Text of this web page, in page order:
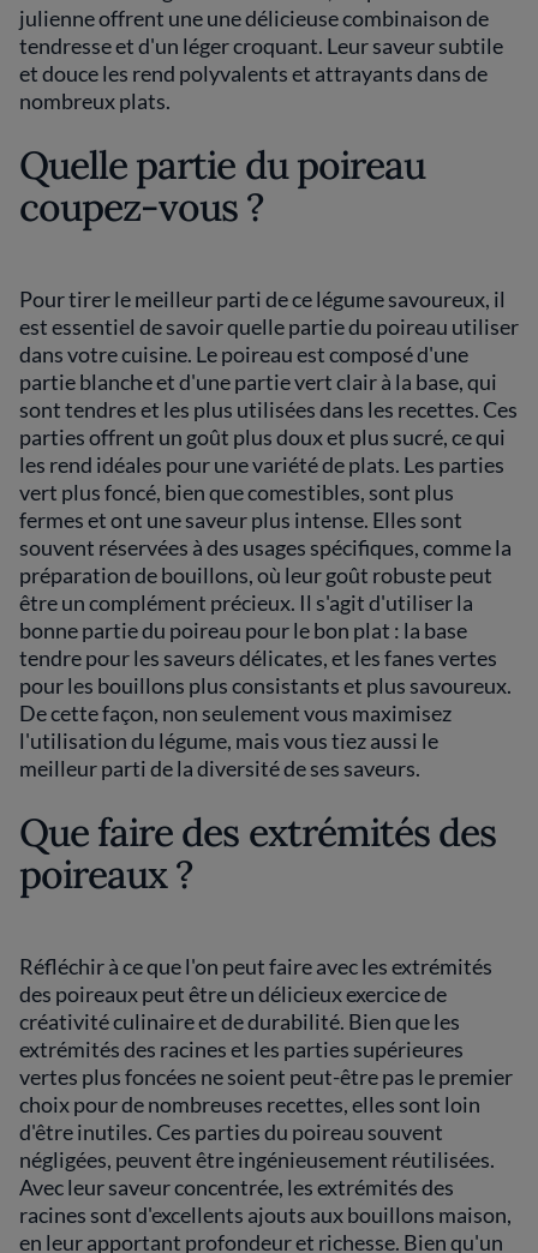
julienne offrent une une délicieuse combinaison de
tendresse et d'un léger croquant. Leur saveur subtile
et douce les rend polyvalents et attrayants dans de
nombreux plats.
Quelle partie du poireau
coupez-vous ?
Pour tirer le meilleur parti de ce légume savoureux, il
est essentiel de savoir quelle partie du poireau utiliser
dans votre cuisine. Le poireau est composé d'une
partie blanche et d'une partie vert clair à la base, qui
sont tendres et les plus utilisées dans les recettes. Ces
parties offrent un goût plus doux et plus sucré, ce qui
les rend idéales pour une variété de plats. Les parties
vert plus foncé, bien que comestibles, sont plus
fermes et ont une saveur plus intense. Elles sont
souvent réservées à des usages spécifiques, comme la
préparation de bouillons, où leur goût robuste peut
être un complément précieux. Il s'agit d'utiliser la
bonne partie du poireau pour le bon plat : la base
tendre pour les saveurs délicates, et les fanes vertes
pour les bouillons plus consistants et plus savoureux.
De cette façon, non seulement vous maximisez
l'utilisation du légume, mais vous tiez aussi le
meilleur parti de la diversité de ses saveurs.
Que faire des extrémités des
poireaux ?
Réfléchir à ce que l'on peut faire avec les extrémités
des poireaux peut être un délicieux exercice de
créativité culinaire et de durabilité. Bien que les
extrémités des racines et les parties supérieures
vertes plus foncées ne soient peut-être pas le premier
choix pour de nombreuses recettes, elles sont loin
d'être inutiles. Ces parties du poireau souvent
négligées, peuvent être ingénieusement réutilisées.
Avec leur saveur concentrée, les extrémités des
racines sont d'excellents ajouts aux bouillons maison,
en leur apportant profondeur et richesse. Bien qu'un